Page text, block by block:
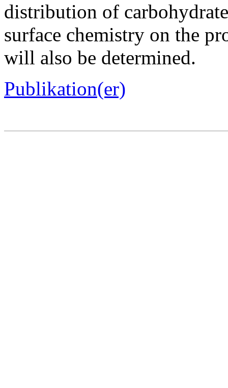
distribution of
surface chemistry on the
will also be determined.
Publikation(er)